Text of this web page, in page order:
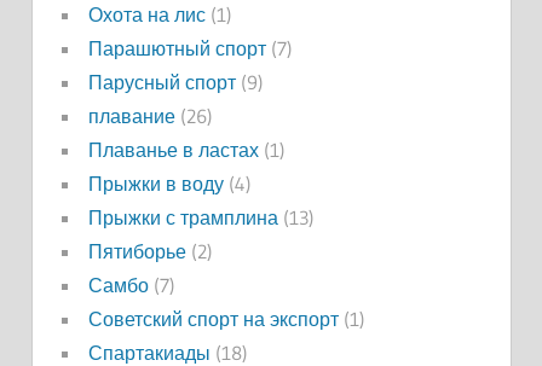
Охота на лис(1)
Парашютный спорт(7)
Парусный спорт(9)
плавание(26)
Плаванье в ластах(1)
Прыжки в воду(4)
Прыжки с трамплина (13)
Пятиборье(2)
Самбо(7)
Советский спорт на экспорт(1)
Спартакиады (18)